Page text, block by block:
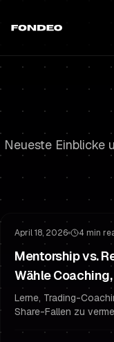
Neueste Einblicke
Risikomanagement
April 18, 2026 4 min
Mentorship vs.
Wähle
Lerne, Trading-
Share-Fallen zu